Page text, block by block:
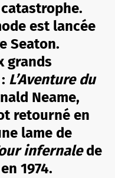
est lancée
Seaton.
grands
L’Aventure du
Neame,
retourné en
lame de
infernalede
1974.